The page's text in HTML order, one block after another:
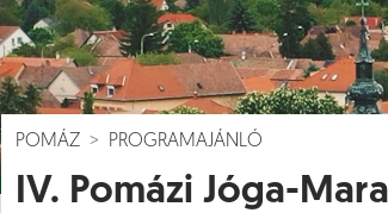
POMÁZ PROGRAMAJÁNLÓ
IV. Pomázi Jóga-
Események [ ]